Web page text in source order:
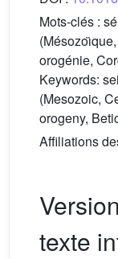
Mots-clés :
orogénie,
Keywords:
(Mesozoic,
orogeny,
Affiliations
texte